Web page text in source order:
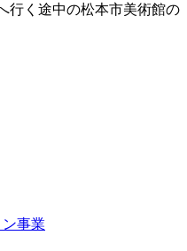
行く途中の松本市美術館の
事業